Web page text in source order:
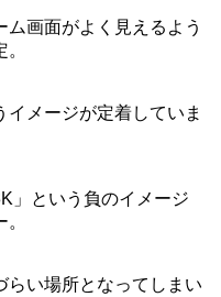
画面がよく見えるよう
メージが定着していま
」という負のイメージ
らい場所となってしまい